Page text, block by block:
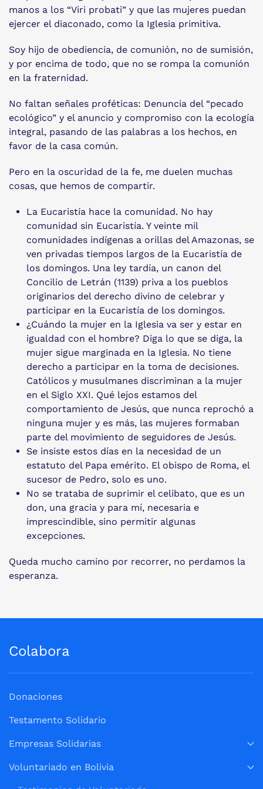
manos a los “Viri probati” y que las mujeres puedan
ejercer el diaconado, como la Iglesia primitiva.
Soy hijo de obediencia, de comunión, no de sumisión,
y por encima de todo, que no se rompa la comunión
en la fraternidad.
No faltan señales proféticas: Denuncia del “pecado
ecológico” y el anuncio y compromiso con la ecología
integral, pasando de las palabras a los hechos, en
favor de la casa común.
Pero en la oscuridad de la fe, me duelen muchas
cosas, que hemos de compartir.
La Eucaristía hace la comunidad. No hay
comunidad sin Eucaristía. Y veinte mil
comunidades indígenas a orillas del Amazonas, se
ven privadas tiempos largos de la Eucaristía de
los domingos. Una ley tardía, un canon del
Concilio de Letrán (1139) priva a los pueblos
originarios del derecho divino de celebrar y
participar en la Eucaristía de los domingos.
¿Cuándo la mujer en la Iglesia va ser y estar en
igualdad con el hombre? Diga lo que se diga, la
mujer sigue marginada en la Iglesia. No tiene
derecho a participar en la toma de decisiones.
Católicos y musulmanes discriminan a la mujer
en el Siglo XXI. Qué lejos estamos del
comportamiento de Jesús, que nunca reprochó a
ninguna mujer y es más, las mujeres formaban
parte del movimiento de seguidores de Jesús.
Se insiste estos días en la necesidad de un
estatuto del Papa emérito. El obispo de Roma, el
sucesor de Pedro, solo es uno.
No se trataba de suprimir el celibato, que es un
don, una gracia y para mí, necesaria e
imprescindible, sino permitir algunas
excepciones.
Queda mucho camino por recorrer, no perdamos la
esperanza.
Colabora
Donaciones
Testamento Solidario
Empresas Solidarias
Voluntariado en Bolivia